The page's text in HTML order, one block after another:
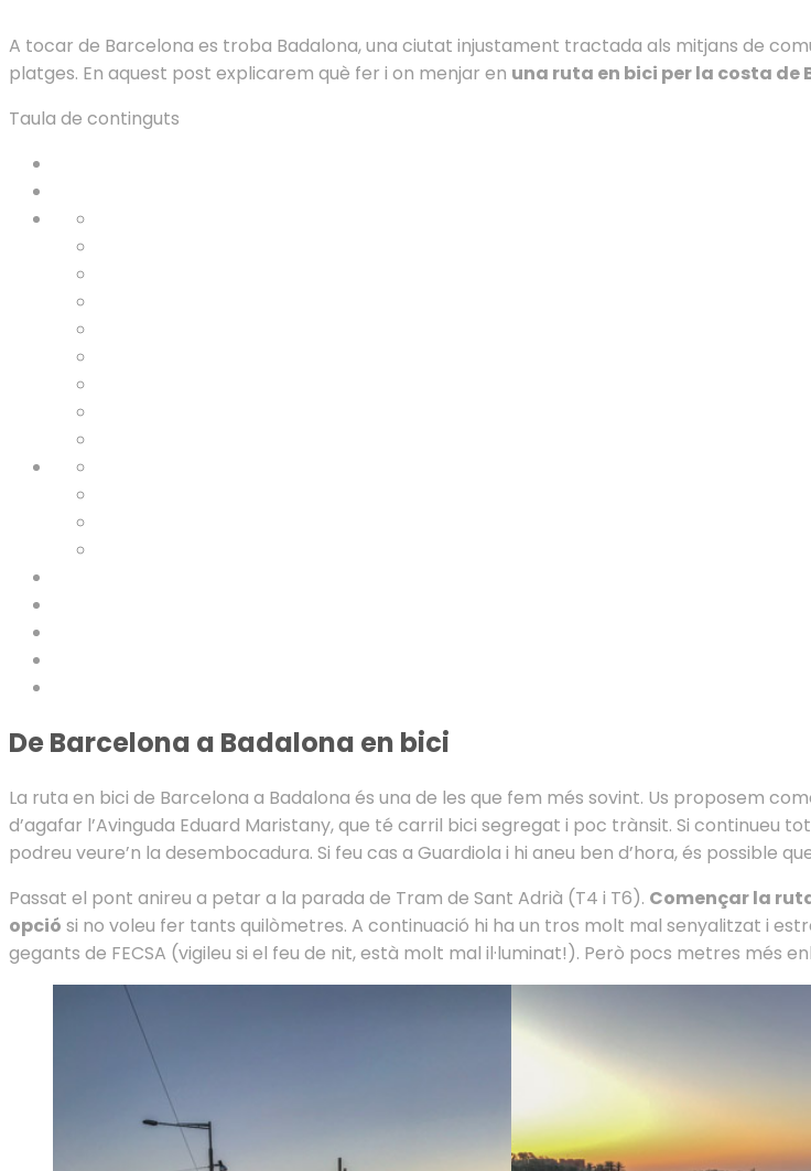
A tocar de Barcelona es troba Badalona, una ciutat injustament tractada als mitjans de
platges. En aquest post explicarem què fer i on menjar en una ruta en bici per la costa de
Taula de continguts
De Barcelona a Badalona en bici
La ruta en bici de Barcelona a Badalona és una de les que fem més sovint. Us proposem
d’agafar l’Avinguda Eduard Maristany, que té carril bici segregat i poc trànsit. Si continueu
podreu veure’n la desembocadura. Si feu cas a Guardiola i hi aneu ben d’hora, és possible
Passat el pont anireu a petar a la parada de Tram de Sant Adrià (T4 i T6). Començar la
opció si no voleu fer tants quilòmetres. A continuació hi ha un tros molt mal senyalitzat i
gegants de FECSA (vigileu si el feu de nit, està molt mal il·luminat!). Però pocs metres més